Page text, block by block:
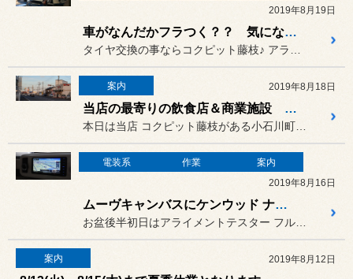
2019年8月19日
車がなんだかフラつく？？ 気になりませんか？
案内 2019年8月18日
当店の最寄りの飲食店＆商業施設 ご案内
電装系 作業
案内
2019年8月16日
ムーヴキャンバスにケンウッド ナビ MDV-S706Ｗお取付け♪
案内 2019年8月12日